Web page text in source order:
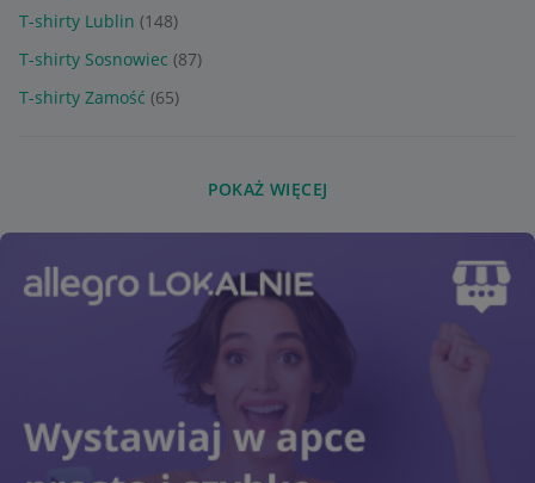
T-shirty Lublin (148)
T-shirty Sosnowiec (87)
T-shirty Zamość (65)
POKAŻ WIĘCEJ